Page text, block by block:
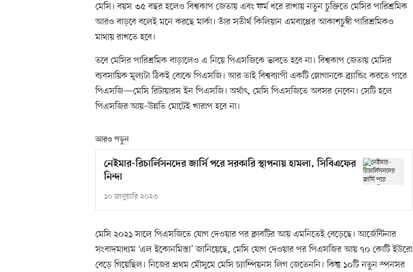
মেসি। বয়স ৩৫ বছর হলেও বিশ্বকাপ জেতায় এবং ফর্ম ধরে রাখায় নতুন চুক্তিতে মেসির পারিশ্রমিক
আরও বাড়বে বলেই মনে করছে মার্কা। তাঁর সতীর্থ কিলিয়ান এমবাপ্পের আকাশচুম্বী পারিশ্রমিকও
মাথায় রাখতে হবে।
তবে মেসির পারিশ্রমিক বাড়ালেও এ নিয়ে পিএসজিকে ভাবতে হবে না। বিশ্বকাপ জেতায় মেসির
ব্যবসায়িক মূল্যটা ঠিকই বোঝে পিএসজি। আর তাই বিশ্বব্যাপী একটি স্লোগানকে ব্র্যান্ডিং করতে পারে
পিএসজি—মেসি রিটায়ারস ইন পিএসজি। অর্থাৎ, মেসি পিএসজিতে অবসর নেবেন। সেটি হলে
পিএসজির আয়–উন্নতি মোটেই খারাপ হবে না।
আরও পড়ুন
নেইমার-রিচার্লিসনদের জার্সি পরে সরকারি স্থাপনায় হামলা, সিবিএফের
নিন্দা
১০ জানুয়ারি ২০২৩
মেসি ২০২১ সালে পিএসজিতে যোগ দেওয়ার পর ক্লাবটির আয় এমনিতেই বেড়েছে। আর্জেন্টিনার
সংবাদমাধ্যম ‘এল ইকোনমিস্তা’ জানিয়েছে, মেসি যোগ দেওয়ার পর পিএসজির আয় ৭০ কোটি ইউরো
বেড়ে গিয়েছিল। নিজের প্রথম মৌসুমে মেসি চ্যাম্পিয়নস লিগ জেতেননি। কিন্তু ১০টি নতুন স্পনসর